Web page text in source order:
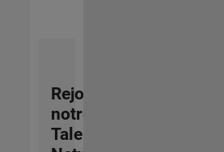
Rejoignez
notre
Talent